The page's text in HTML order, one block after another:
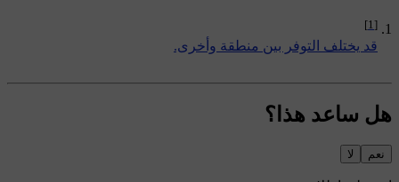
[1]
قد يختلف التوفر بين منطقة وأخرى.
هل ساعد هذا؟
نعم لا